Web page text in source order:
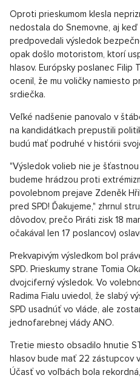
Oproti prieskumom klesla
nedostala do Snemovne, aj
predpovedali výsledok
opak došlo motoristom, ktorí
hlasov. Európsky poslanec Filip
ocenil, že mu voličky namiesto
srdiečka.
Veľké nadšenie panovalo v
na kandidátkach prepustili
budú mať podruhé v histórii
"Výsledok volieb nie je
budeme hrádzou proti
povolebnom prejave Zdeněk
pred SPD! Ďakujeme," zhrnul
dôvodov, prečo Piráti zisk 18
očakával len 17 poslancov)
Prekvapivým výsledkom bol
SPD. Prieskumy strane Tomia
dvojciferný výsledok. Vo
Radima Fialu uviedol, že slabý
SPD usadnúť vo vláde, ale
jednofarebnej vlády ANO.
Tretie miesto obsadilo hnutie
hlasov bude mať 22 zástupcov
Účasť vo voľbách bola